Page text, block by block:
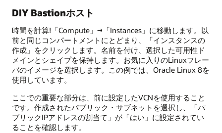
DIY Bastionホスト
時間を計算!「Compute」→「Instances」に移動します。以
前と同じコンパートメントにとどまり、「インスタンスの
作成」をクリックします。名前を付け、選択した可用性ド
メインとシェイプを保持します。お気に入りのLinuxフレー
バのイメージを選択します。この例では、Oracle Linux 8を
使用しています。
ここでの重要な部分は、前に設定したVCNを使用すること
です。作成されたパブリック・サブネットを選択し、「パ
ブリックIPアドレスの割当て」が「はい」に設定されてい
ることを確認します。